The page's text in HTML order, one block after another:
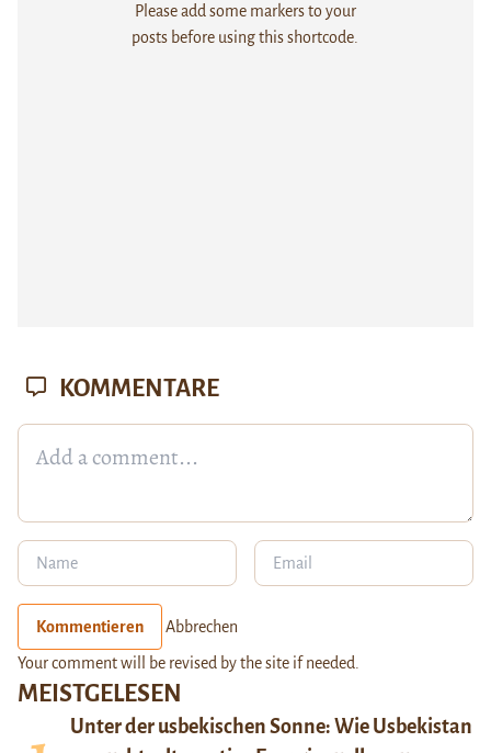
Please add some markers to your
posts before using this shortcode.
MEISTGELESEN
Unter der usbekischen Sonne: Wie Usbekistan
KOMMENTARE
Kommentieren Abbrechen
Your comment will be revised by the site if needed.